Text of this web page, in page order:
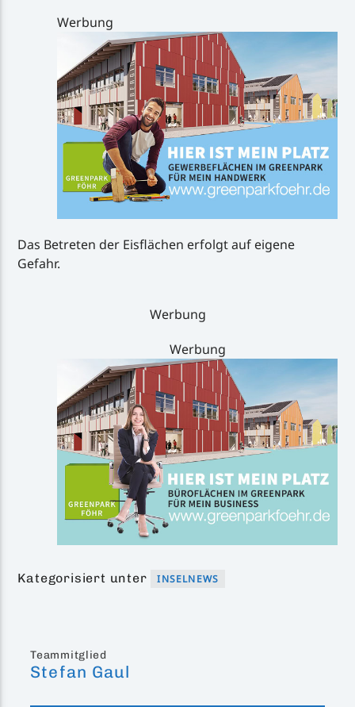
Werbung
Das Betreten der Eisflächen erfolgt auf eigene
Gefahr.
Werbung
Werbung
Kategorisiert unter INSELNEWS
Teammitglied
Stefan Gaul